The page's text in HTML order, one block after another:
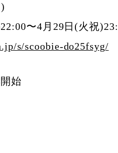
〜4月29日(火祝
s/scoobie-do25fsyg/
始